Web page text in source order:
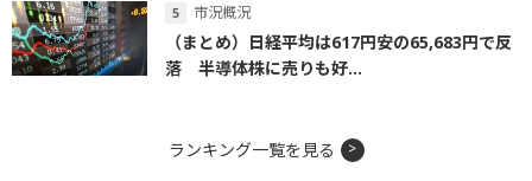
市況概況
（まとめ）日経平均は617円安の65,683円で反
落 半導体株に売りも好...
ランキング一覧を見る